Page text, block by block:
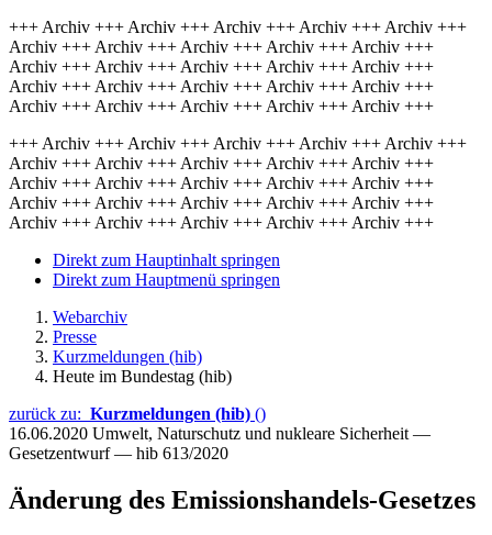
+++ Archiv +++ Archiv +++ Archiv +++ Archiv +++ Archiv +++
Archiv +++ Archiv +++ Archiv +++ Archiv +++ Archiv +++
Archiv +++ Archiv +++ Archiv +++ Archiv +++ Archiv +++
Archiv +++ Archiv +++ Archiv +++ Archiv +++ Archiv +++
Archiv +++ Archiv +++ Archiv +++ Archiv +++ Archiv +++
+++ Archiv +++ Archiv +++ Archiv +++ Archiv +++ Archiv +++
Archiv +++ Archiv +++ Archiv +++ Archiv +++ Archiv +++
Archiv +++ Archiv +++ Archiv +++ Archiv +++ Archiv +++
Archiv +++ Archiv +++ Archiv +++ Archiv +++ Archiv +++
Archiv +++ Archiv +++ Archiv +++ Archiv +++ Archiv +++
Direkt zum Hauptinhalt springen
Direkt zum Hauptmenü springen
Webarchiv
Presse
Kurzmeldungen (hib)
Heute im Bundestag (hib)
zurück zu: Kurzmeldungen (hib) ()
16.06.2020 Umwelt, Naturschutz und nukleare Sicherheit —
Gesetzentwurf — hib 613/2020
Änderung des Emissionshandels-Gesetzes